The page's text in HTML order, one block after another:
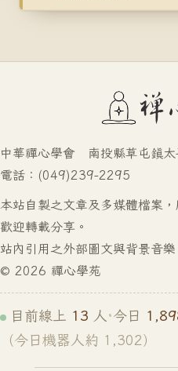
中華禪心學會 南投縣草屯鎮
電話：(049)239-2295
本站自製之文章及多媒體檔案，
歡迎轉載分享。
站內引用之外部圖文與背景音
© 2026 禪心學苑
目前線上 13 人·今日
（今日機器人約 1,302）